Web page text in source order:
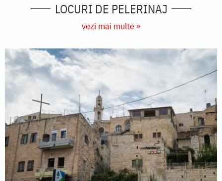
LOCURI DE PELERINAJ
vezi mai multe »